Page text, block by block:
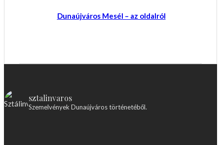
Dunaújváros Mesél – az oldalról
sztalinvaros
Szemelvények Dunaújváros történetéből.